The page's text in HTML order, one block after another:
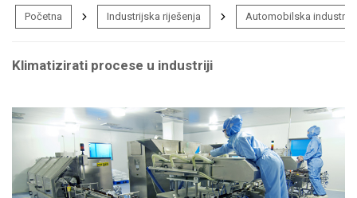
Početna Industrijska riješenja Automobilska industrija
Klimatizirati procese u industriji